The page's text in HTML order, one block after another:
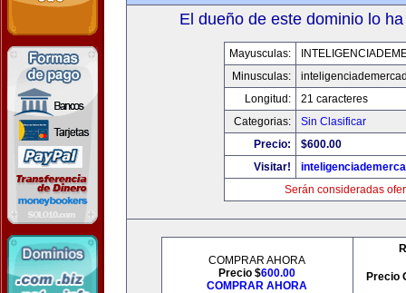
El dueño de este dominio lo
Mayusculas:
Minusculas:
Longitud:
21 caracteres
Categorias:
Sin Clasificar
Precio:
$600.00
Visitar!
Serán consideradas
COMPRAR AHORA
Precio $600.00
COMPRAR AHORA
Precio